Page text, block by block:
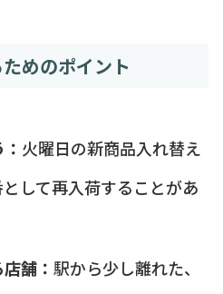
めのポイント
火曜日の新商品入れ替え
して再入荷することがあ
舗： 駅から少し離れた、